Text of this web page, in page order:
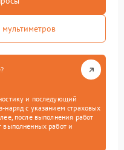
и последующий
наряд с указанием страховых
после выполнения работ
выполненных работ и